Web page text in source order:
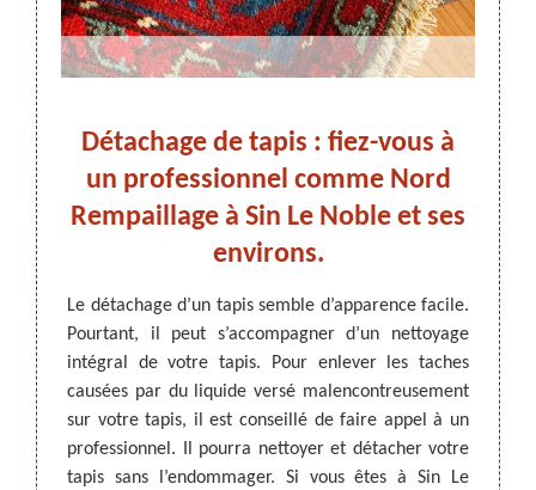
ARTISAN DEZITTER, REMPAILLAGE -
CANNAGE - RECOLLAGE, 59 NORD
de
une
un
un
Il va
ne
Détachage de tapis : fiez-vous à
un professionnel comme Nord
Rempaillage à Sin Le Noble et ses
environs.
Le détachage d’un tapis semble d’apparence facile.
Pourtant, il peut s’accompagner d’un nettoyage
intégral de votre tapis. Pour enlever les taches
causées par du liquide versé malencontreusement
sur votre tapis, il est conseillé de faire appel à un
professionnel. Il pourra nettoyer et détacher votre
tapis sans l’endommager. Si vous êtes à Sin Le
Les
Des
tapis
une